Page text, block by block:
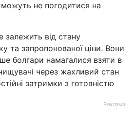
не погодитися на
залежить від стану
та запропонованої ціни. Вони
болгари намагалися взяти в
через жахливий стан
затримки з готовністю
Реклама